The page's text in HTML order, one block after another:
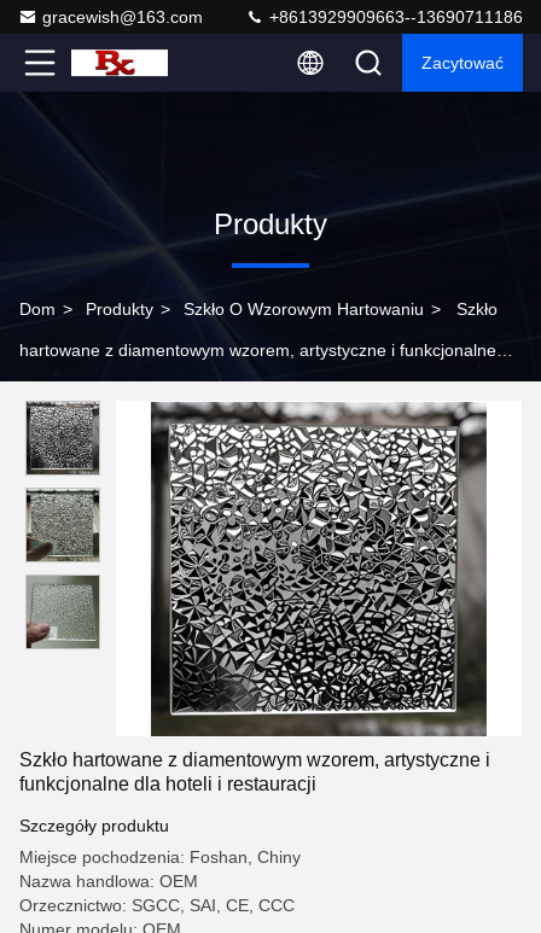
gracewish@163.com +8613929909663--13690711186
Zacytować
Produkty
Dom > Produkty > Szkło O Wzorowym Hartowaniu > Szkło
hartowane z diamentowym wzorem, artystyczne i funkcjonalne
Szkło hartowane z diamentowym wzorem, artystyczne i
funkcjonalne dla hoteli i restauracji
Szczegóły produktu
Miejsce pochodzenia: Foshan, Chiny
Nazwa handlowa: OEM
Orzecznictwo: SGCC, SAI, CE, CCC